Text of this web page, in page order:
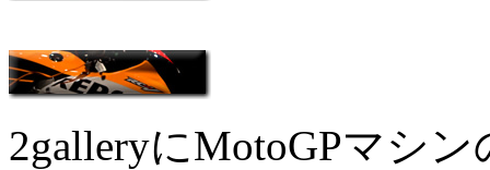
2galleryにMotoGPマシ